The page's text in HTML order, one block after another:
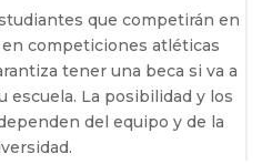
que competirán en
competiciones atléticas
tener una beca si va a
escuela. La posibilidad y los
del equipo y de la